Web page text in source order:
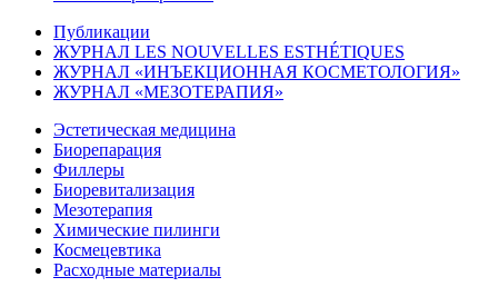
Публикации
ЖУРНАЛ LES NOUVELLES ESTHÉTIQUES
ЖУРНАЛ «ИНЪЕКЦИОННАЯ КОСМЕТОЛОГИЯ»
ЖУРНАЛ «МЕЗОТЕРАПИЯ»
Эстетическая медицина
Биорепарация
Филлеры
Биоревитализация
Мезотерапия
Химические пилинги
Космецевтика
Расходные материалы